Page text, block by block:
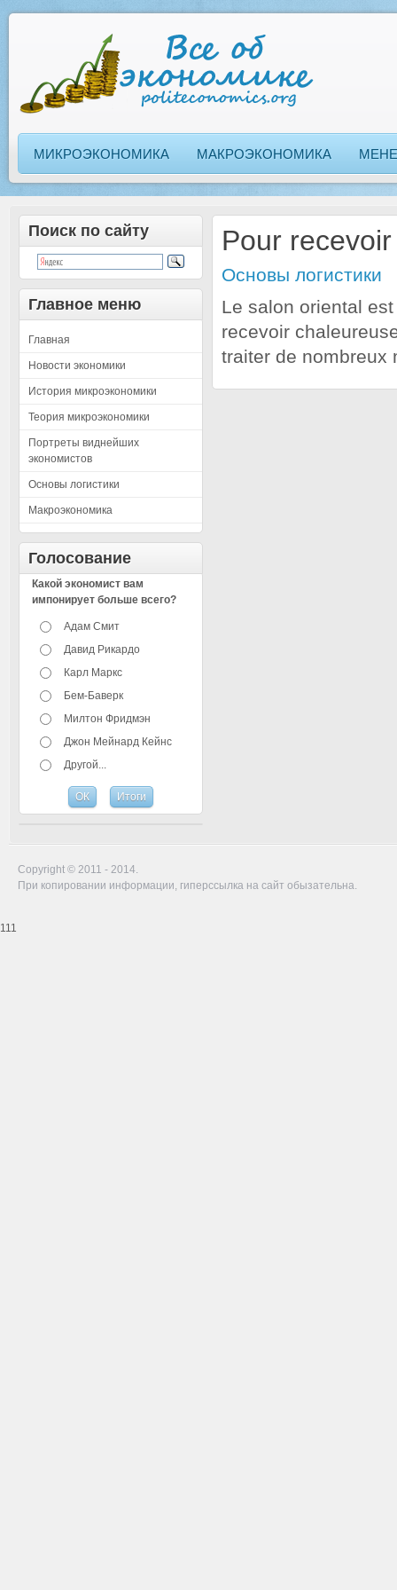
МИКРОЭКОНОМИКА МАКРОЭКОНОМИКА
Поиск по сайту
Главное меню
Главная
Новости экономики
История микроэкономики
Теория микроэкономики
Портреты виднейших
экономистов
Основы логистики
Макроэкономика
Голосование
Какой экономист вам
импонирует больше всего?
Адам Смит
Давид Рикардо
Карл Маркс
Бем-Баверк
Милтон Фридмэн
Джон Мейнард Кейнс
Другой...
Pour
Основы логистики
Le salon oriental
recevoir
traiter de nombreux
Copyright © 2011 - 2014.
При копировании информации, гиперссылка на сайт обызательна.
111